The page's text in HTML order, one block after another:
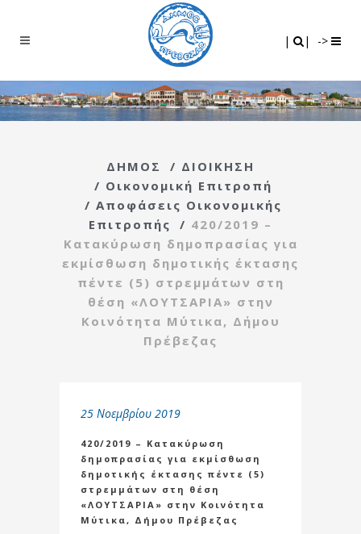
| | ->
ΔΗΜΟΣ / ΔΙΟΙΚΗΣΗ
/ Οικονομική Επιτροπή
/ Αποφάσεις Οικονομικής
Επιτροπής
/ 420/2019 –
Κατακύρωση δημοπρασίας για
εκμίσθωση δημοτικής έκτασης
πέντε (5) στρεμμάτων στη
θέση «ΛΟΥΤΣΑΡΙΑ» στην
Κοινότητα Μύτικα, Δήμου
Πρέβεζας
25 Νοεμβρίου 2019
420/2019 – Κατακύρωση
δημοπρασίας για εκμίσθωση
δημοτικής έκτασης πέντε (5)
στρεμμάτων στη θέση
«ΛΟΥΤΣΑΡΙΑ» στην Κοινότητα
Μύτικα, Δήμου Πρέβεζας